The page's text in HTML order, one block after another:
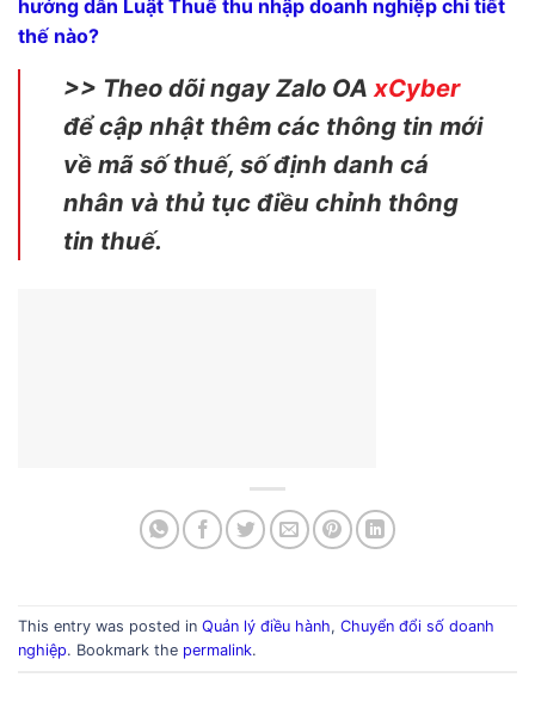
hướng dẫn Luật Thuế thu nhập doanh nghiệp chi tiết
thế nào?
>> Theo dõi ngay Zalo OAxCyber
để cập nhật thêm các thông tin mới
về mã số thuế, số định danh cá
nhân và thủ tục điều chỉnh thông
tin thuế.
This entry was posted in Quản lý điều hành, Chuyển đổi số doanh
nghiệp. Bookmark the permalink.